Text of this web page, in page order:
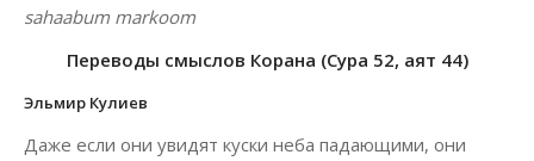
sahaabum markoom
Переводы смыслов Корана (Сура 52, аят 44)
Эльмир Кулиев
Даже если они увидят куски неба падающими, они